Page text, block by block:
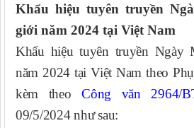
Khẩu hiệu tuyên truyền
giới năm 2024 tại Việt Nam
Khẩu hiệu tuyên truyền Ngày
năm 2024 tại Việt Nam theo
kèm theoCông văn 2964/
09/5/2024 như sau: